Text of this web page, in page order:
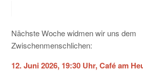
PRESSE
Nächste Woche widmen wir uns dem
Zwischenmenschlichen:
12. Juni 2026, 19:30 Uhr, Café am